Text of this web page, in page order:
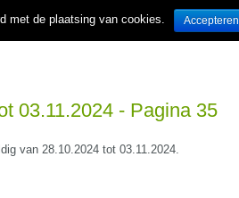
03.11.2024 - Pagina 35
van 28.10.2024 tot 03.11.2024.
met de plaatsing van cookies. Accepteren